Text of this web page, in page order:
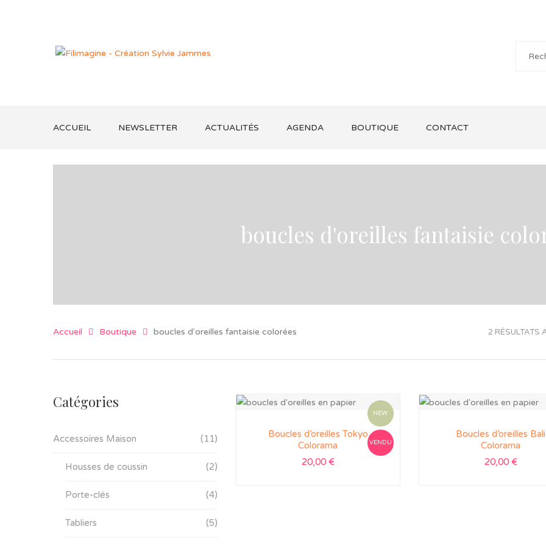
ACCUEIL NEWSLETTER ACTUALITÉS AGENDA BOUTIQUE CONTACT
boucles d'oreilles fantaisie
Accueil Boutique boucles d'oreilles fantaisie colorées 2 RÉSULTATS
Catégories
Accessoires Maison (11)
Housses de coussin (2)
Porte-clés (4)
Tabliers (5)
NEW
VENDU
Boucles d’oreilles Tokyo
Colorama
20,00 €
Boucles d’oreilles Bali
Colorama
20,00 €